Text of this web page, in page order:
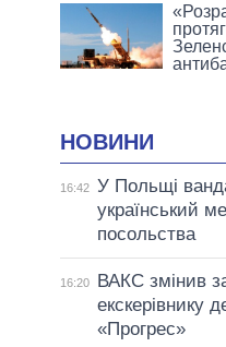
НОВИНИ
16:42 У Польщі
український
посольства
16:20
ВАКС змінив
екскерівнику
«Прогрес»